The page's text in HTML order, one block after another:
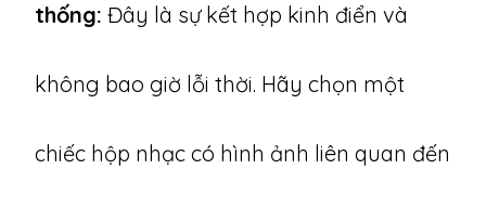
thống: Đây là sự kết hợp kinh điển và
không bao giờ lỗi thời. Hãy chọn một
chiếc hộp nhạc có hình ảnh liên quan đến